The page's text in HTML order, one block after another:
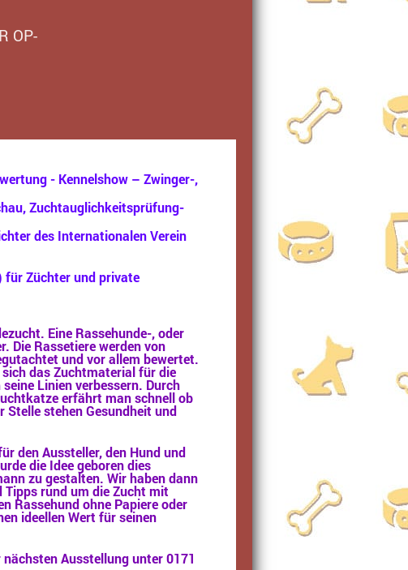
OP-
- Kennelshow – Zwinger-,
Zuchtauglichkeitsprüfung-
des Internationalen Verein
für Züchter und private
Eine Rassehunde-, oder
Die Rassetiere werden von
und vor allem bewertet.
das Zuchtmaterial für die
Linien verbessern. Durch
erfährt man schnell ob
stehen Gesundheit und
den Aussteller, den Hund und
die Idee geboren dies
zu gestalten. Wir haben dann
rund um die Zucht mit
Rassehund ohne Papiere oder
ideellen Wert für seinen
Ausstellung unter 0171